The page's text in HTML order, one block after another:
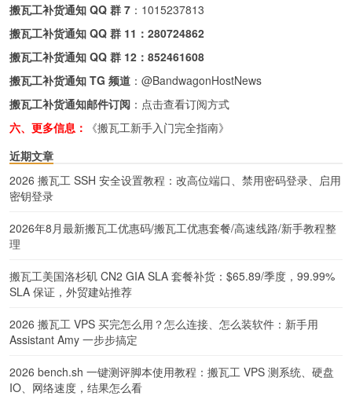
搬瓦工补货通知 QQ 群 7 ： 1015237813
搬瓦工补货通知 QQ 群 11： 280724862
搬瓦工补货通知 QQ 群 12： 852461608
搬瓦工补货通知 TG 频道 ： @BandwagonHostNews
搬瓦工补货通知邮件订阅 ： 点击查看订阅方式
六、更多信息：
《搬瓦工新手入门完全指南》
近期文章
2026 搬瓦工 SSH 安全设置教程：改高位端口、禁用密码登录、启用
密钥登录
2026年8月最新搬瓦工优惠码/搬瓦工优惠套餐/高速线路/新手教程整
理
搬瓦工美国洛杉矶 CN2 GIA SLA 套餐补货：$65.89/季度，99.99%
SLA 保证，外贸建站推荐
2026 搬瓦工 VPS 买完怎么用？怎么连接、怎么装软件：新手用
Assistant Amy 一步步搞定
2026 bench.sh 一键测评脚本使用教程：搬瓦工 VPS 测系统、硬盘
IO、网络速度，结果怎么看